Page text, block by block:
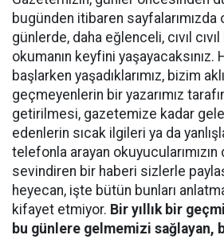
bugünden itibaren
günlerde, daha eğlenceli, cıvıl
okumanın keyfini yaşayacaksınız.
başlarken yaşadıklarımız, bizim
geçmeyenlerin bir yazarımız
getirilmesi, gazetemize kadar
edenlerin sıcak ilgileri ya da
telefonla arayan okuyucularımızın
sevindiren bir haberi sizlerle
heyecan, işte bütün bunları
kifayet etmiyor. Bir yıllık bir
bu günlere gelmemizi sağlayan,